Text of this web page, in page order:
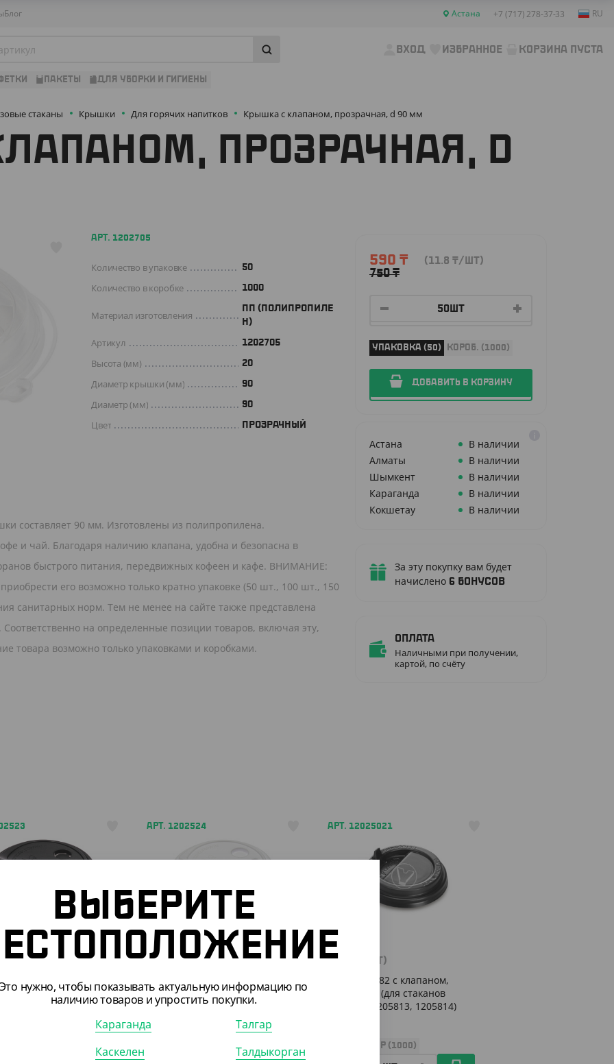
Блог Астана +7 (717) 278-37-33 RU
ВХОД ИЗБРАННОЕ КОРЗИНА ПУСТА
ПАКЕТЫ ДЛЯ УБОРКИ И ГИГИЕНЫ
стаканы Крышки Для горячих напитков Крышка с клапаном, прозрачная, d 90 мм
ПРОЗРАЧНАЯ, D
590 ₸
750₸
(11.8 ₸/ШТ)
УПАКОВКА (50) КОРОБ. (1000)
ДОБАВИТЬ В КОРЗИНУ
Астана
В наличии
Алматы
В наличии
Шымкент
В наличии
Караганда
В наличии
Кокшетау
В наличии
За эту покупку вам будет
начислено 6 бонусов
Оплата
Наличными при получении,
картой, по счёту
АРТ. 1202705
Количество в упаковке 50
Количество в коробке 1000
Материал изготовления
ПП (ПОЛИПРОПИЛЕ
Н)
Артикул 1202705
Высота (мм) 20
Диаметр крышки (мм) 90
Диаметр (мм) 90
Цвет ПРОЗРАЧНЫЙ
составляет 90 мм. Изготовлены из полипропилена.
и чай. Благодаря наличию клапана, удобна и безопасна в
быстрого питания, передвижных кофеен и кафе. ВНИМАНИЕ:
его возможно только кратно упаковке (50 шт., 100 шт., 150
санитарных норм. Тем не менее на сайте также представлена
на определенные позиции товаров, включая эту,
товара возможно только упаковками и коробками.
₸
₸/ШТ)
d-80 с питейником,
тип К
АРТ. 1202524
535
(10.70 ₸/ШТ)
Крышка d-80 с питейником,
белая, тип К
АРТ. 12025021
495
(9.90 /ШТ)
Крышка d-82 с клапаном,
черная ПС (для стаканов
1205815, 1205813, 1205814)
КОР (1000)
ВЫБЕРИТЕ
Это нужно, чтобы показывать актуальную информацию по
наличию товаров и упростить покупки.
Караганда
Каскелен
Талгар
Талдыкорган